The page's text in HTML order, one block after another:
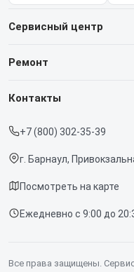
Сервисный центр
О нашем сервисе
Срочный ремонт
Доставка и способы
Диагностика
Контакты
Ремонт
Ноутбуков
Контакты
+7 (800) 302-35-39
г. Барнаул,
Посмотреть на карте
Ежедневно с 9:00 до
Все права защищены.